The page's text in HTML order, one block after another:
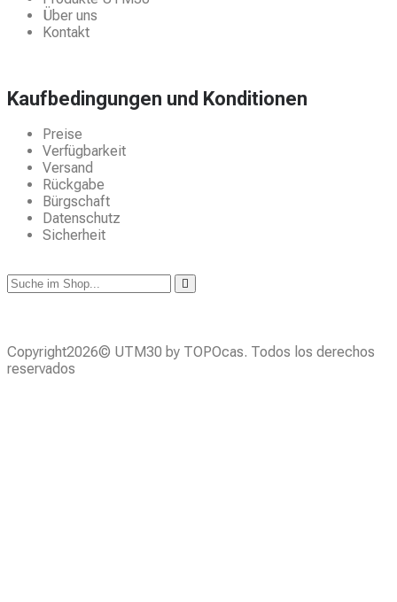
Über uns
Kontakt
Kaufbedingungen und Konditionen
Preise
Verfügbarkeit
Versand
Rückgabe
Bürgschaft
Datenschutz
Sicherheit
Copyright2026© UTM30 by TOPOcas. Todos los derechos
reservados